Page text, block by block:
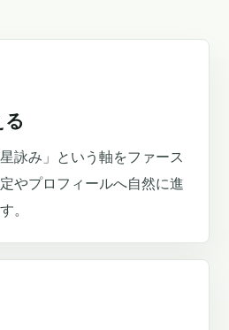
詠み」という軸をファース
やプロフィールへ自然に進
。